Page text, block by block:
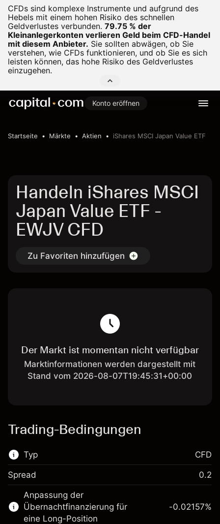
CFDs sind komplexe Instrumente und aufgrund des
Hebels mit einem hohen Risiko des schnellen
Geldverlustes verbunden. 79.75 % der
Kleinanlegerkonten verlieren Geld beim CFD-Handel
mit diesem Anbieter. Sie sollten abwägen, ob Sie
verstehen, wie CFDs funktionieren, und ob Sie es sich
leisten können, das hohe Risiko des Geldverlustes
einzugehen.
Konto eröffnen
Startseite Märkte Aktien iShares MSCI Japan Value ETF
Handeln iShares MSCI
Japan Value ETF -
EWJV CFD
Zu Favoriten hinzufügen
Der Markt ist momentan nicht verfügbar
Marktinformationen werden dargestellt mit
Stand vom 2026-08-07T19:45:31+00:00
Trading-Bedingungen
Typ
Dieser Finanzmarkt steht für das CFD-
Trading zur Verfügung.
Erfahren Sie mehr über:
CFD
Spread 0.2
Anpassung der
Übernachtfinanzierung für
eine Long-Position
-0.02157%